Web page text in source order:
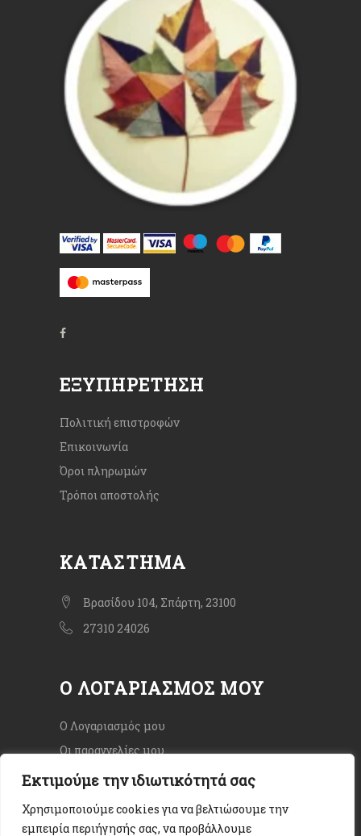
Εκτιμούμε την ιδιωτικότητά σας
Χρησιμοποιούμε cookies για να βελτιώσουμε την
εμπειρία περιήγησής σας, να προβάλλουμε
ΕΞΥΠΗΡΈΤΗΣΗ
Πολιτική επιστροφών
Επικοινωνία
Όροι πληρωμών
Τρόποι αποστολής
ΚΑΤΆΣΤΗΜΑ
Βρασίδου 104, Σπάρτη, 23100
27310 24026
Ο ΛΟΓΑΡΙΑΣΜΌΣ ΜΟΥ
Ο Λογαριασμός μου
Οι παραγγελίες μου